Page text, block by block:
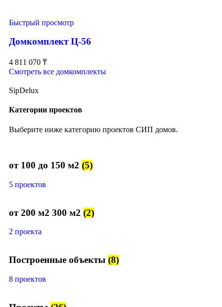
Быстрый просмотр
Домкомплект Ц-56
4 811 070 ₸
Смотреть все домкомплекты
SipDelux
Категории проектов
Выберите ниже категорию проектов СИП домов.
от 100 до 150 м2 (5)
5 проектов
от 200 м2 300 м2 (2)
2 проекта
Построенные объекты (8)
8 проектов